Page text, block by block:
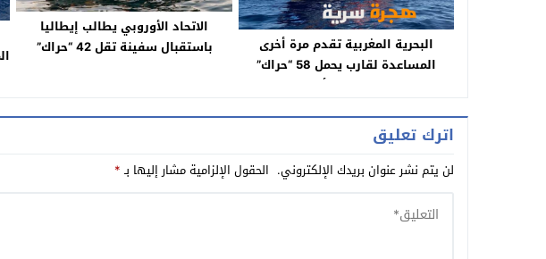
البحرية المغربية تقدم مرة أخرى
المساعدة لقارب يحمل 58 “حراك”
بينهم نسا.ء وأط.فا.ل
الاتحاد الأوروبي يطالب إيطاليا
باستقبال سفينة تقل 42 “حراك”
اترك تعليق
لن يتم نشر عنوان بريدك الإلكتروني. الحقول الإلزامية مشار إليها بـ*